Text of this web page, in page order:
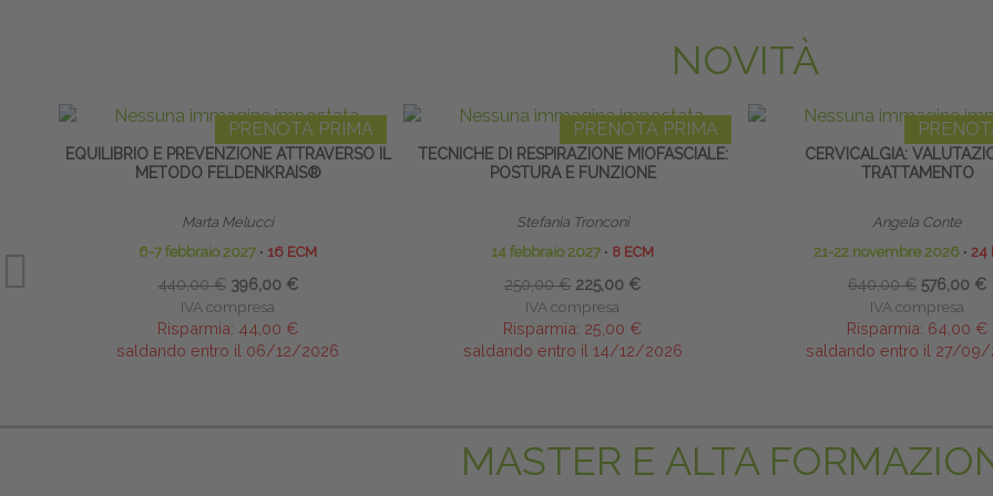
NOVITÀ
PRENOTA PRIMA
EQUILIBRIO E PREVENZIONE ATTRAVERSO IL
METODO FELDENKRAIS®
Marta Melucci
6-7 febbraio 2027 ∙ 16 ECM
440,00 € 396,00 €
IVA compresa
Risparmia: 44,00 €
saldando entro il 06/12/2026
PRENOTA PRIMA
TECNICHE DI RESPIRAZIONE MIOFASCIALE:
POSTURA E FUNZIONE
Stefania Tronconi
14 febbraio 2027 ∙ 8 ECM
250,00 € 225,00 €
IVA compresa
Risparmia: 25,00 €
saldando entro il 14/12/2026
CERVICALGIA:
TRATTAMENTO
Angela Conte
21-22 novembre 2026 ∙ 24
640,00 € 576,00 €
IVA compresa
Risparmia: 64,00 €
saldando entro il 27/
MASTER E ALTA